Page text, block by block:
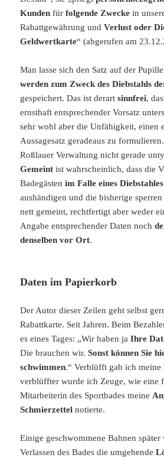
Kunden fürfolgende Zwecke in
Rabattgewährung undVerlust oder
Geldwertkarte“ (abgerufen am
Man lasse sich den Satz auf der
werden zum Zweck des Diebstahls
gespeichert. Das ist derartsinnfrei,
ernsthaft entsprechender Vorsatz
sehr wohl aber die Unfähigkeit, einen
Aussagesatz geradeaus zu
Roßlauer Verwaltung nicht gerade
Gemeintist wahrscheinlich, dass die
Badegästen im Falle eines Diebstahles
aushändigen und die bisherige
nett gemeint, rechtfertigt aber weder
Angabe entsprechender Daten noch
denselben vor Ort.
Daten im Papierkorb
Der Autor dieser Zeilen geht selbst
Rabattkarte. Seit Jahren. Beim
es eines Tages: „Wir haben jaIhre
Die brauchen wir.Sonst können Sie
schwimmen.“ Verblüfft gab ich meine
verblüffter wurde ich Zeuge, wie eine
Mitarbeiterin des Sportbades meine
Schmierzettel notierte.
Einige geschwommene Bahnen
Verlassen des Bades die umgehende